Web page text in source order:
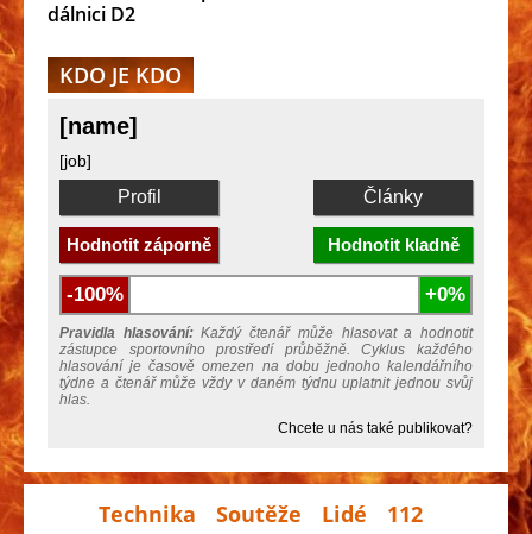
dálnici D2
KDO JE KDO
[name]
[job]
Profil Články
Hodnotit záporně Hodnotit kladně
-100% +0%
Pravidla hlasování:Každý čtenář může hlasovat a hodnotit
zástupce sportovního prostředí průběžně. Cyklus každého
hlasování je časově omezen na dobu jednoho kalendářního
týdne a čtenář může vždy v daném týdnu uplatnit jednou svůj
hlas.
Chcete u nás také publikovat?
Technika Soutěže Lidé 112